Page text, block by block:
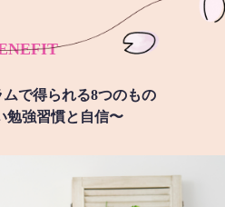
で得られる8つのもの
勉強習慣と自信〜